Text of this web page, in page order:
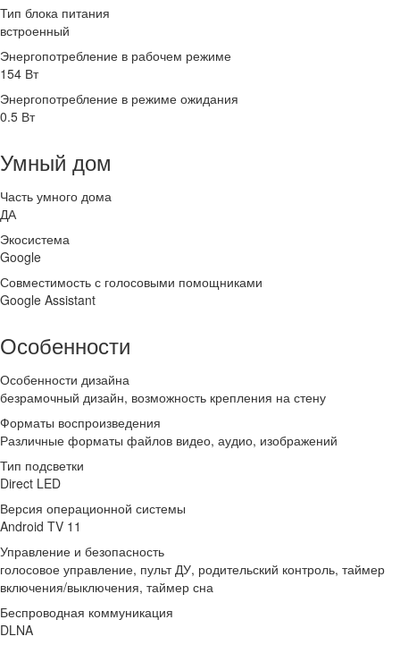
Тип блока питания
встроенный
Энергопотребление в рабочем режиме
154 Вт
Энергопотребление в режиме ожидания
0.5 Вт
Умный дом
Часть умного дома
ДА
Экосистема
Google
Совместимость с голосовыми помощниками
Google Assistant
Особенности
Особенности дизайна
безрамочный дизайн, возможность крепления на стену
Форматы воспроизведения
Различные форматы файлов видео, аудио, изображений
Тип подсветки
Direct LED
Версия операционной системы
Android TV 11
Управление и безопасность
голосовое управление, пульт ДУ, родительский контроль, таймер
включения/выключения, таймер сна
Беспроводная коммуникация
DLNA